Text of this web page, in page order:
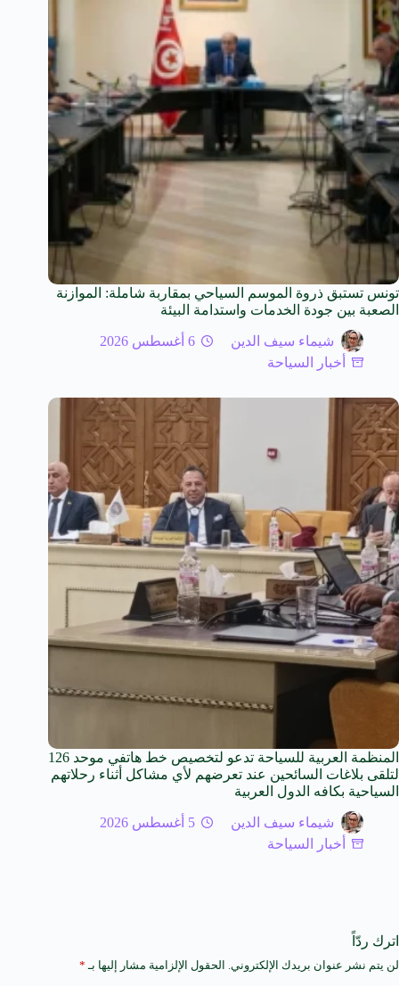
تونس تستبق ذروة الموسم السياحي بمقاربة شاملة: الموازنة
الصعبة بين جودة الخدمات واستدامة البيئة
شيماء سيف الدين
6 أغسطس 2026
أخبار السياحة
المنظمة العربية للسياحة تدعو لتخصيص خط هاتفي موحد 126
لتلقى بلاغات السائحين عند تعرضهم لأي مشاكل أثناء رحلاتهم
السياحية بكافه الدول العربية
شيماء سيف الدين
5 أغسطس 2026
أخبار السياحة
اترك ردّاً
لن يتم نشر عنوان بريدك الإلكتروني. الحقول الإلزامية مشار إليها بـ *
A